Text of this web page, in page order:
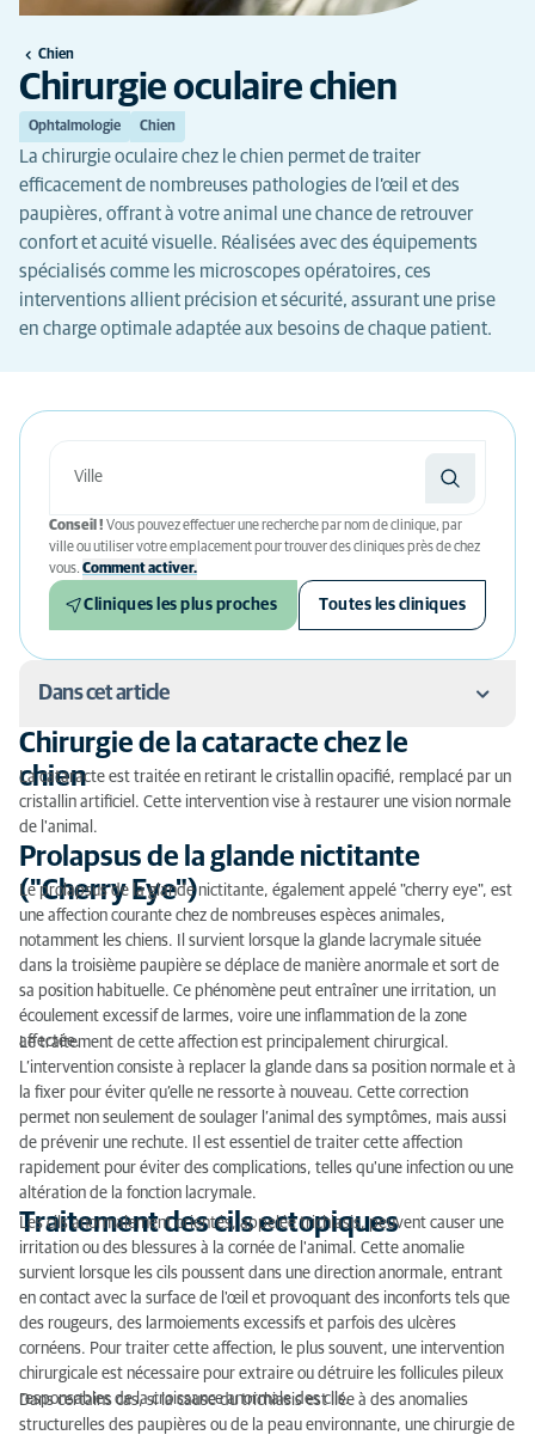
Chien
Chirurgie oculaire chien
Ophtalmologie Chien
La chirurgie oculaire chez le chien permet de traiter
efficacement de nombreuses pathologies de l’œil et des
paupières, offrant à votre animal une chance de retrouver
confort et acuité visuelle. Réalisées avec des équipements
spécialisés comme les microscopes opératoires, ces
interventions allient précision et sécurité, assurant une prise
en charge optimale adaptée aux besoins de chaque patient.
Conseil ! Vous pouvez effectuer une recherche par nom de clinique, par
ville ou utiliser votre emplacement pour trouver des cliniques près de chez
vous. Comment activer.
Cliniques les plus proches Toutes les cliniques
Dans cet article
Chirurgie de la cataracte chez le chien
Prolapsus de la glande nictitante ("Cherry Eye")
Traitement des cils ectopiques
Correction de l’entropion et de l’ectropion
Chirurgie des ulcères cornéens
Éviscération ou ablation de l’œil
Prolapsus du globe oculaire
Approche individualisée
Chirurgie de la cataracte chez le
chien
La cataracte est traitée en retirant le cristallin opacifié, remplacé par un
cristallin artificiel. Cette intervention vise à restaurer une vision normale
de l'animal.
Prolapsus de la glande nictitante
("Cherry Eye")
Le prolapsus de la glande nictitante, également appelé "cherry eye", est
une affection courante chez de nombreuses espèces animales,
notamment les chiens. Il survient lorsque la glande lacrymale située
dans la troisième paupière se déplace de manière anormale et sort de
sa position habituelle. Ce phénomène peut entraîner une irritation, un
écoulement excessif de larmes, voire une inflammation de la zone
affectée.
Le traitement de cette affection est principalement chirurgical.
L’intervention consiste à replacer la glande dans sa position normale et à
la fixer pour éviter qu’elle ne ressorte à nouveau. Cette correction
permet non seulement de soulager l’animal des symptômes, mais aussi
de prévenir une rechute. Il est essentiel de traiter cette affection
rapidement pour éviter des complications, telles qu'une infection ou une
altération de la fonction lacrymale.
Traitement des cils ectopiques
Les cils anormalement orientés, appelée trichiasis, peuvent causer une
irritation ou des blessures à la cornée de l'animal. Cette anomalie
survient lorsque les cils poussent dans une direction anormale, entrant
en contact avec la surface de l'œil et provoquant des inconforts tels que
des rougeurs, des larmoiements excessifs et parfois des ulcères
cornéens. Pour traiter cette affection, le plus souvent, une intervention
chirurgicale est nécessaire pour extraire ou détruire les follicules pileux
responsables de la croissance anormale des cils.
Dans certains cas, si la cause du trichiasis est liée à des anomalies
structurelles des paupières ou de la peau environnante, une chirurgie de